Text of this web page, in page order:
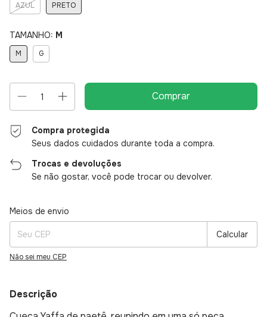
AZUL PRETO
TAMANHO: M
M G
Compra protegida
Seus dados cuidados durante toda a compra.
Trocas e devoluções
Se não gostar, você pode trocar ou devolver.
Entregas para o CEP:
Meios de envio
Calcular
Não sei meu CEP
Descrição